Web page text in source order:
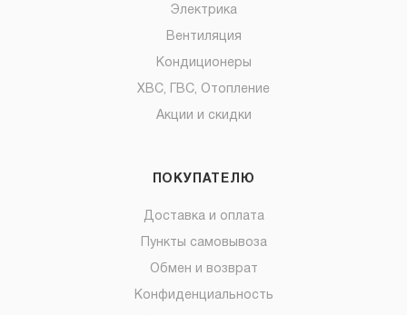
Электрика
Вентиляция
Кондиционеры
ХВС, ГВС, Отопление
Акции и скидки
ПОКУПАТЕЛЮ
Доставка и оплата
Пункты самовывоза
Обмен и возврат
Конфиденциальность